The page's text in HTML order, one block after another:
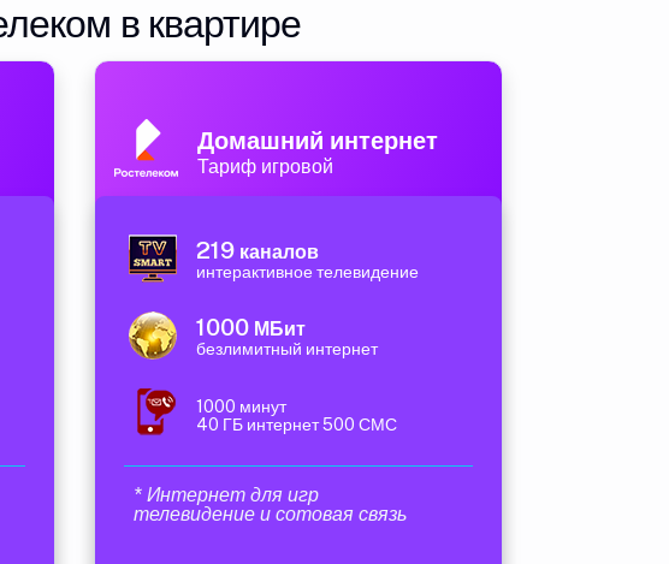
в квартире
Домашний интернет
Тариф игровой
219 каналов
интерактивное телевидение
1000 МБит
безлимитный интернет
1000 минут
40 ГБ интернет 500 СМС
* Интернет для игр
телевидение и сотовая связь